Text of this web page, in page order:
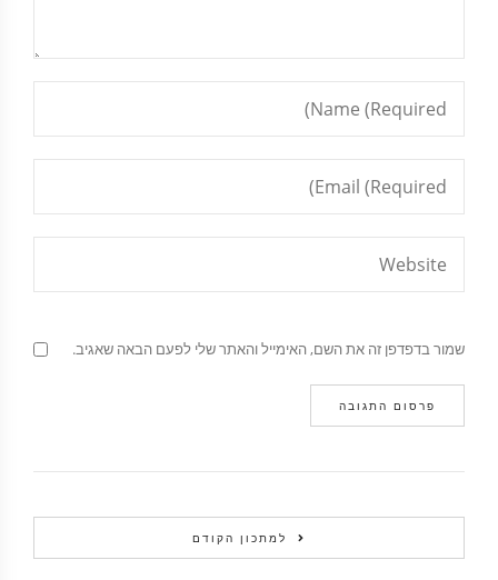
שמור בדפדפן זה את השם, האימייל והאתר שלי לפעם הבאה שאגיב.
למתכון הקודם